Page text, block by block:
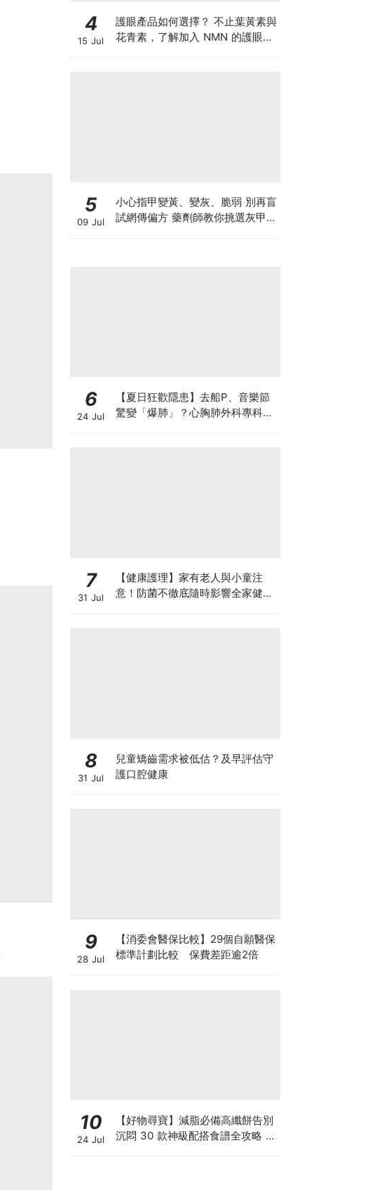
4
15 Jul
護眼產品如何選擇？ 不止葉黃素與
花青素，了解加入 NMN 的護眼方
5
09 Jul
小心指甲變黃、變灰、脆弱 別再盲
試網傳偏方 藥劑師教你挑選灰甲產
6
24 Jul
【夏日狂歡隱患】去船P、音樂節
驚變「爆肺」？心胸肺外科專科醫
7
31 Jul
【健康護理】家有老人與小童注
意！防菌不徹底隨時影響全家健康
8
31 Jul
兒童矯齒需求被低估？及早評估守
護口腔健康
9
28 Jul
【消委會醫保比較】29個自願醫保
標準計劃比較 保費差距逾2倍
10
24 Jul
【好物尋寶】減脂必備高纖餅告別
沉悶 30 款神級配搭食譜全攻略 日